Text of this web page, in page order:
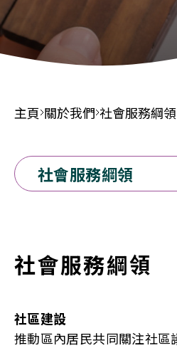
主頁 關於我們 社會服務綱領
社會服務綱領
社會服務綱領
社區建設
推動區內居民共同關注社